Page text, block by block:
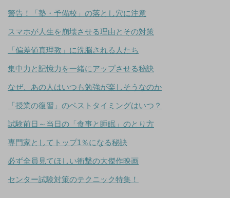
警告！「塾・予備校」の落とし穴に注意
スマホが人生を崩壊させる理由とその対策
「偏差値真理教」に洗脳される人たち
集中力と記憶力を一緒にアップさせる秘訣
なぜ、あの人はいつも勉強が楽しそうなのか
「授業の復習」のベストタイミングはいつ？
試験前日～当日の「食事と睡眠」のとり方
専門家としてトップ1％になる秘訣
必ず全員見てほしい衝撃の大傑作映画
センター試験対策のテクニック特集！